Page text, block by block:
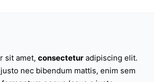
sit amet, consectetur adipiscing elit.
nec bibendum mattis, enim sem